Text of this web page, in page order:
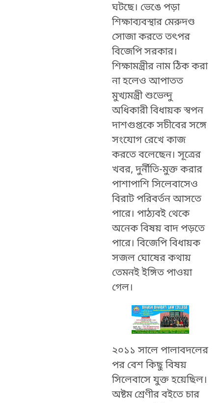
ঘটছে। ভেঙে পড়া
শিক্ষাব্যবস্থার মেরুদণ্ড
সোজা করতে তৎপর
বিজেপি সরকার।
শিক্ষামন্ত্রীর নাম ঠিক করা
না হলেও আপাতত
মুখ্যমন্ত্রী শুভেন্দু
অধিকারী বিধায়ক স্বপন
দাশগুপ্তকে সচীবের সঙ্গে
সংযোগ রেখে কাজ
করতে বলেছেন। সূত্রের
খবর, দুর্নীতি-মুক্ত করার
পাশাপাশি সিলেবাসেও
বিরাট পরিবর্তন আসতে
পারে। পাঠ্যবই থেকে
অনেক বিষয় বাদ পড়তে
পারে। বিজেপি বিধায়ক
সজল ঘোষের কথায়
তেমনই ইঙ্গিত পাওয়া
গেল।
২০১১ সালে পালাবদলের
পর বেশ কিছু বিষয়
সিলেবাসে যুক্ত হয়েছিল।
অষ্টম শ্রেণীর বইতে চার